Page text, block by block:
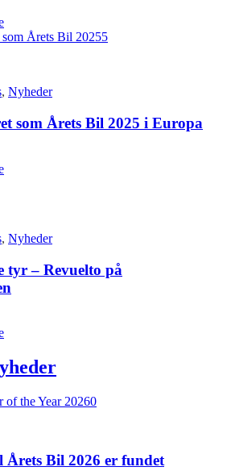
5
, Nyheder
som Årets Bil 2025 i Europa
, Nyheder
tyr – Revuelto på
0
Årets Bil 2026 er fundet